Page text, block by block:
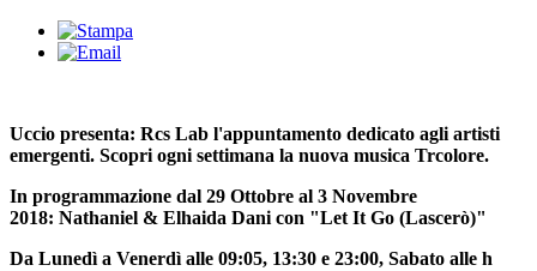
Uccio presenta: Rcs Lab l'appuntamento dedicato agli artisti
emergenti. Scopri ogni settimana la nuova musica Trcolore.
In programmazione dal 29 Ottobre al 3 Novembre
2018: Nathaniel & Elhaida Dani con "Let It Go (Lascerò)"
Da Lunedì a Venerdì alle 09:05, 13:30 e 23:00, Sabato alle h